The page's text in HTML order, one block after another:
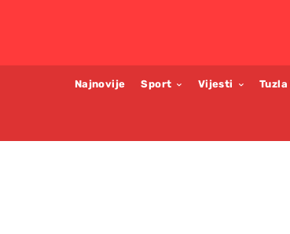
Najnovije Sport Vijesti Tuzla